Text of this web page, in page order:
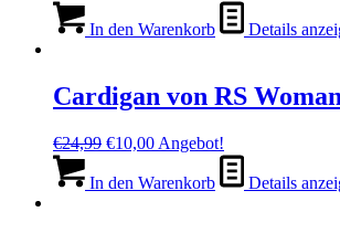
In den Warenkorb Details
Cardigan von RS
€24,99 Ursprünglicher
war:
€10,00Aktueller
ist:
Angebot!
In den Warenkorb Details